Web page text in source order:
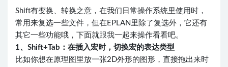
Shift有变换、转换之意，在我们日常操作系统里使用时，
常用来复选一些文件，但在EPLAN里除了复选外，它还有
其它一些功能哦，下面就跟我一起来操作看看吧。
1、Shift+Tab：在插入宏时，切换宏的表达类型
比如你想在原理图里放一张2D外形的图形，直接拖出来时